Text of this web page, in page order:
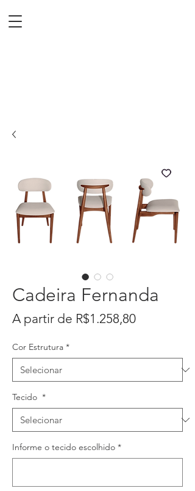
Cadeira Fernanda
A partir de R$1.258,80Preço
Cor Estrutura *
Tecido *
Informe o tecido escolhido *